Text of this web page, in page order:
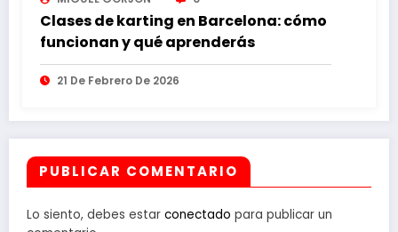
Clases de karting en Barcelona: cómo
funcionan y qué aprenderás
21 De Febrero De 2026
PUBLICAR COMENTARIO
Lo siento, debes estar conectado para publicar un